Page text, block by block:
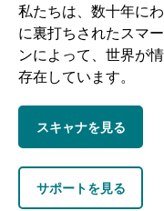
私たちは、数十年に
に裏打ちされたスマ
ンによって、世界が
存在しています。
スキャナを見る
サポートを見る